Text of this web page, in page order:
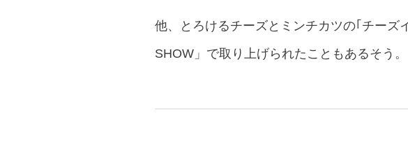
他、とろけるチーズとミンチカツの｢チーズ
SHOW」で取り上げられたこともあるそう。